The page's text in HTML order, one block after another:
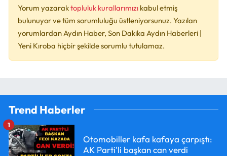
Yorum yazaraktopluluk kurallarımızı kabul etmiş
bulunuyor ve tüm sorumluluğu üstleniyorsunuz. Yazılan
yorumlardan Aydın Haber, Son Dakika Aydın Haberleri |
Yeni Kıroba hiçbir şekilde sorumlu tutulamaz.
Trend Haberler
Otomobiller kafa kafaya çarpıştı:
AK Parti'li başkan can verdi
1